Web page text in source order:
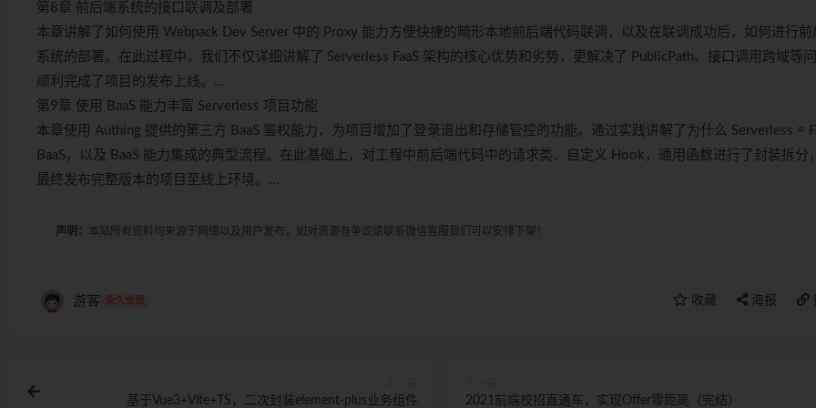
第8章 前后端系统的接口联调及部署
本章讲解了如何使用 Webpack Dev Server 中的 Proxy 能力方便快捷的畸形本地前后端代码联调，以及在联调成功后，如何进行前
系统的部署。在此过程中，我们不仅详细讲解了 Serverless FaaS 架构的核心优势和劣势，更解决了 PublicPath、接口调用跨域等问
顺利完成了项目的发布上线。…
第9章 使用 BaaS 能力丰富 Serverless 项目功能
本章使用 Authing 提供的第三方 BaaS 鉴权能力，为项目增加了登录退出和存储管控的功能。通过实践讲解了为什么 Serverless =
BaaS，以及 BaaS 能力集成的典型流程。在此基础上，对工程中前后端代码中的请求类、自定义 Hook，通用函数进行了封装拆分
最终发布完整版本的项目至线上环境。…
声明： 本站所有资料均来源于网络以及用户发布，如对资源有争议请联系微信客服我们可以安排下架！
游客 永久会员 收藏 海报
基于Vue3+Vite+TS，二次封装element-plus业务组件 2021前端校招直通车，实现Offer零距离（完结）